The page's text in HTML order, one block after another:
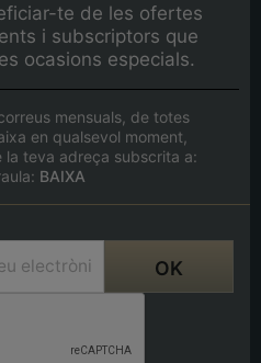
te de les ofertes
i subscriptors que
ocasions especials.
mensuals, de totes
en qualsevol moment,
teva adreça subscrita a:
BAIXA